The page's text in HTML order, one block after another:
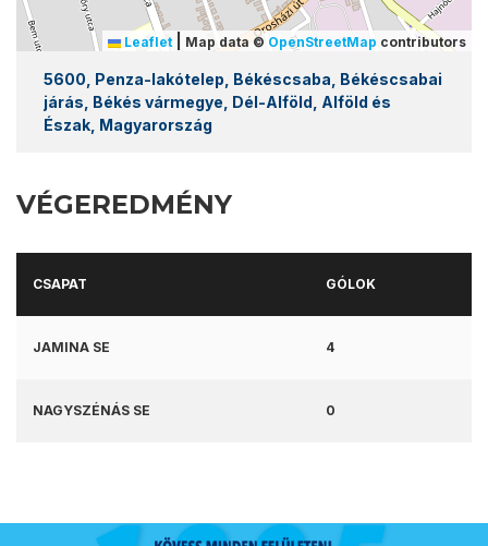
Leaflet Map data © OpenStreetMap contributors
5600, Penza-lakótelep, Békéscsaba, Békéscsabai
járás, Békés vármegye, Dél-Alföld, Alföld és
Észak, Magyarország
VÉGEREDMÉNY
CSAPAT GÓLOK
JAMINA SE 4
NAGYSZÉNÁS SE 0